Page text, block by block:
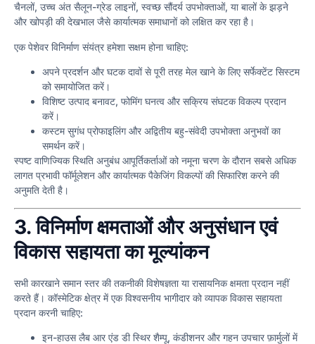
चैनलों, उच्च अंत सैलून-ग्रेड लाइनों, स्वच्छ सौंदर्य उपभोक्ताओं, या बालों के झड़ने
और खोपड़ी की देखभाल जैसे कार्यात्मक समाधानों को लक्षित कर रहा है।
एक पेशेवर विनिर्माण संयंत्र हमेशा सक्षम होना चाहिए:
अपने प्रदर्शन और घटक दावों से पूरी तरह मेल खाने के लिए सर्फेक्टेंट सिस्टम
को समायोजित करें।
विशिष्ट उत्पाद बनावट, फोमिंग घनत्व और सक्रिय संघटक विकल्प प्रदान
करें।
कस्टम सुगंध प्रोफाइलिंग और अद्वितीय बहु-संवेदी उपभोक्ता अनुभवों का
समर्थन करें।
स्पष्ट वाणिज्यिक स्थिति अनुबंध आपूर्तिकर्ताओं को नमूना चरण के दौरान सबसे अधिक
लागत प्रभावी फॉर्मूलेशन और कार्यात्मक पैकेजिंग विकल्पों की सिफारिश करने की
अनुमति देती है।
3. विनिर्माण क्षमताओं और अनुसंधान एवं
विकास सहायता का मूल्यांकन
सभी कारखाने समान स्तर की तकनीकी विशेषज्ञता या रासायनिक क्षमता प्रदान नहीं
करते हैं। कॉस्मेटिक क्षेत्र में एक विश्वसनीय भागीदार को व्यापक विकास सहायता
प्रदान करनी चाहिए:
इन-हाउस लैब आर एंड डी स्थिर शैम्पू, कंडीशनर और गहन उपचार फ़ार्मुलों में